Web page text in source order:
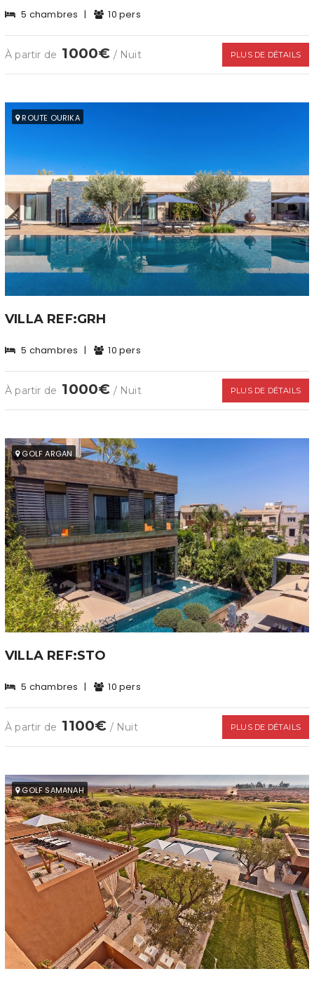
5 chambres | 10 pers
À partir de 1000€ / Nuit PLUS DE DÉTAILS
ROUTE OURIKA
VILLA REF:GRH
5 chambres | 10 pers
À partir de 1000€ / Nuit PLUS DE DÉTAILS
GOLF ARGAN
VILLA REF:STO
5 chambres | 10 pers
À partir de 1100€ / Nuit PLUS DE DÉTAILS
GOLF SAMANAH